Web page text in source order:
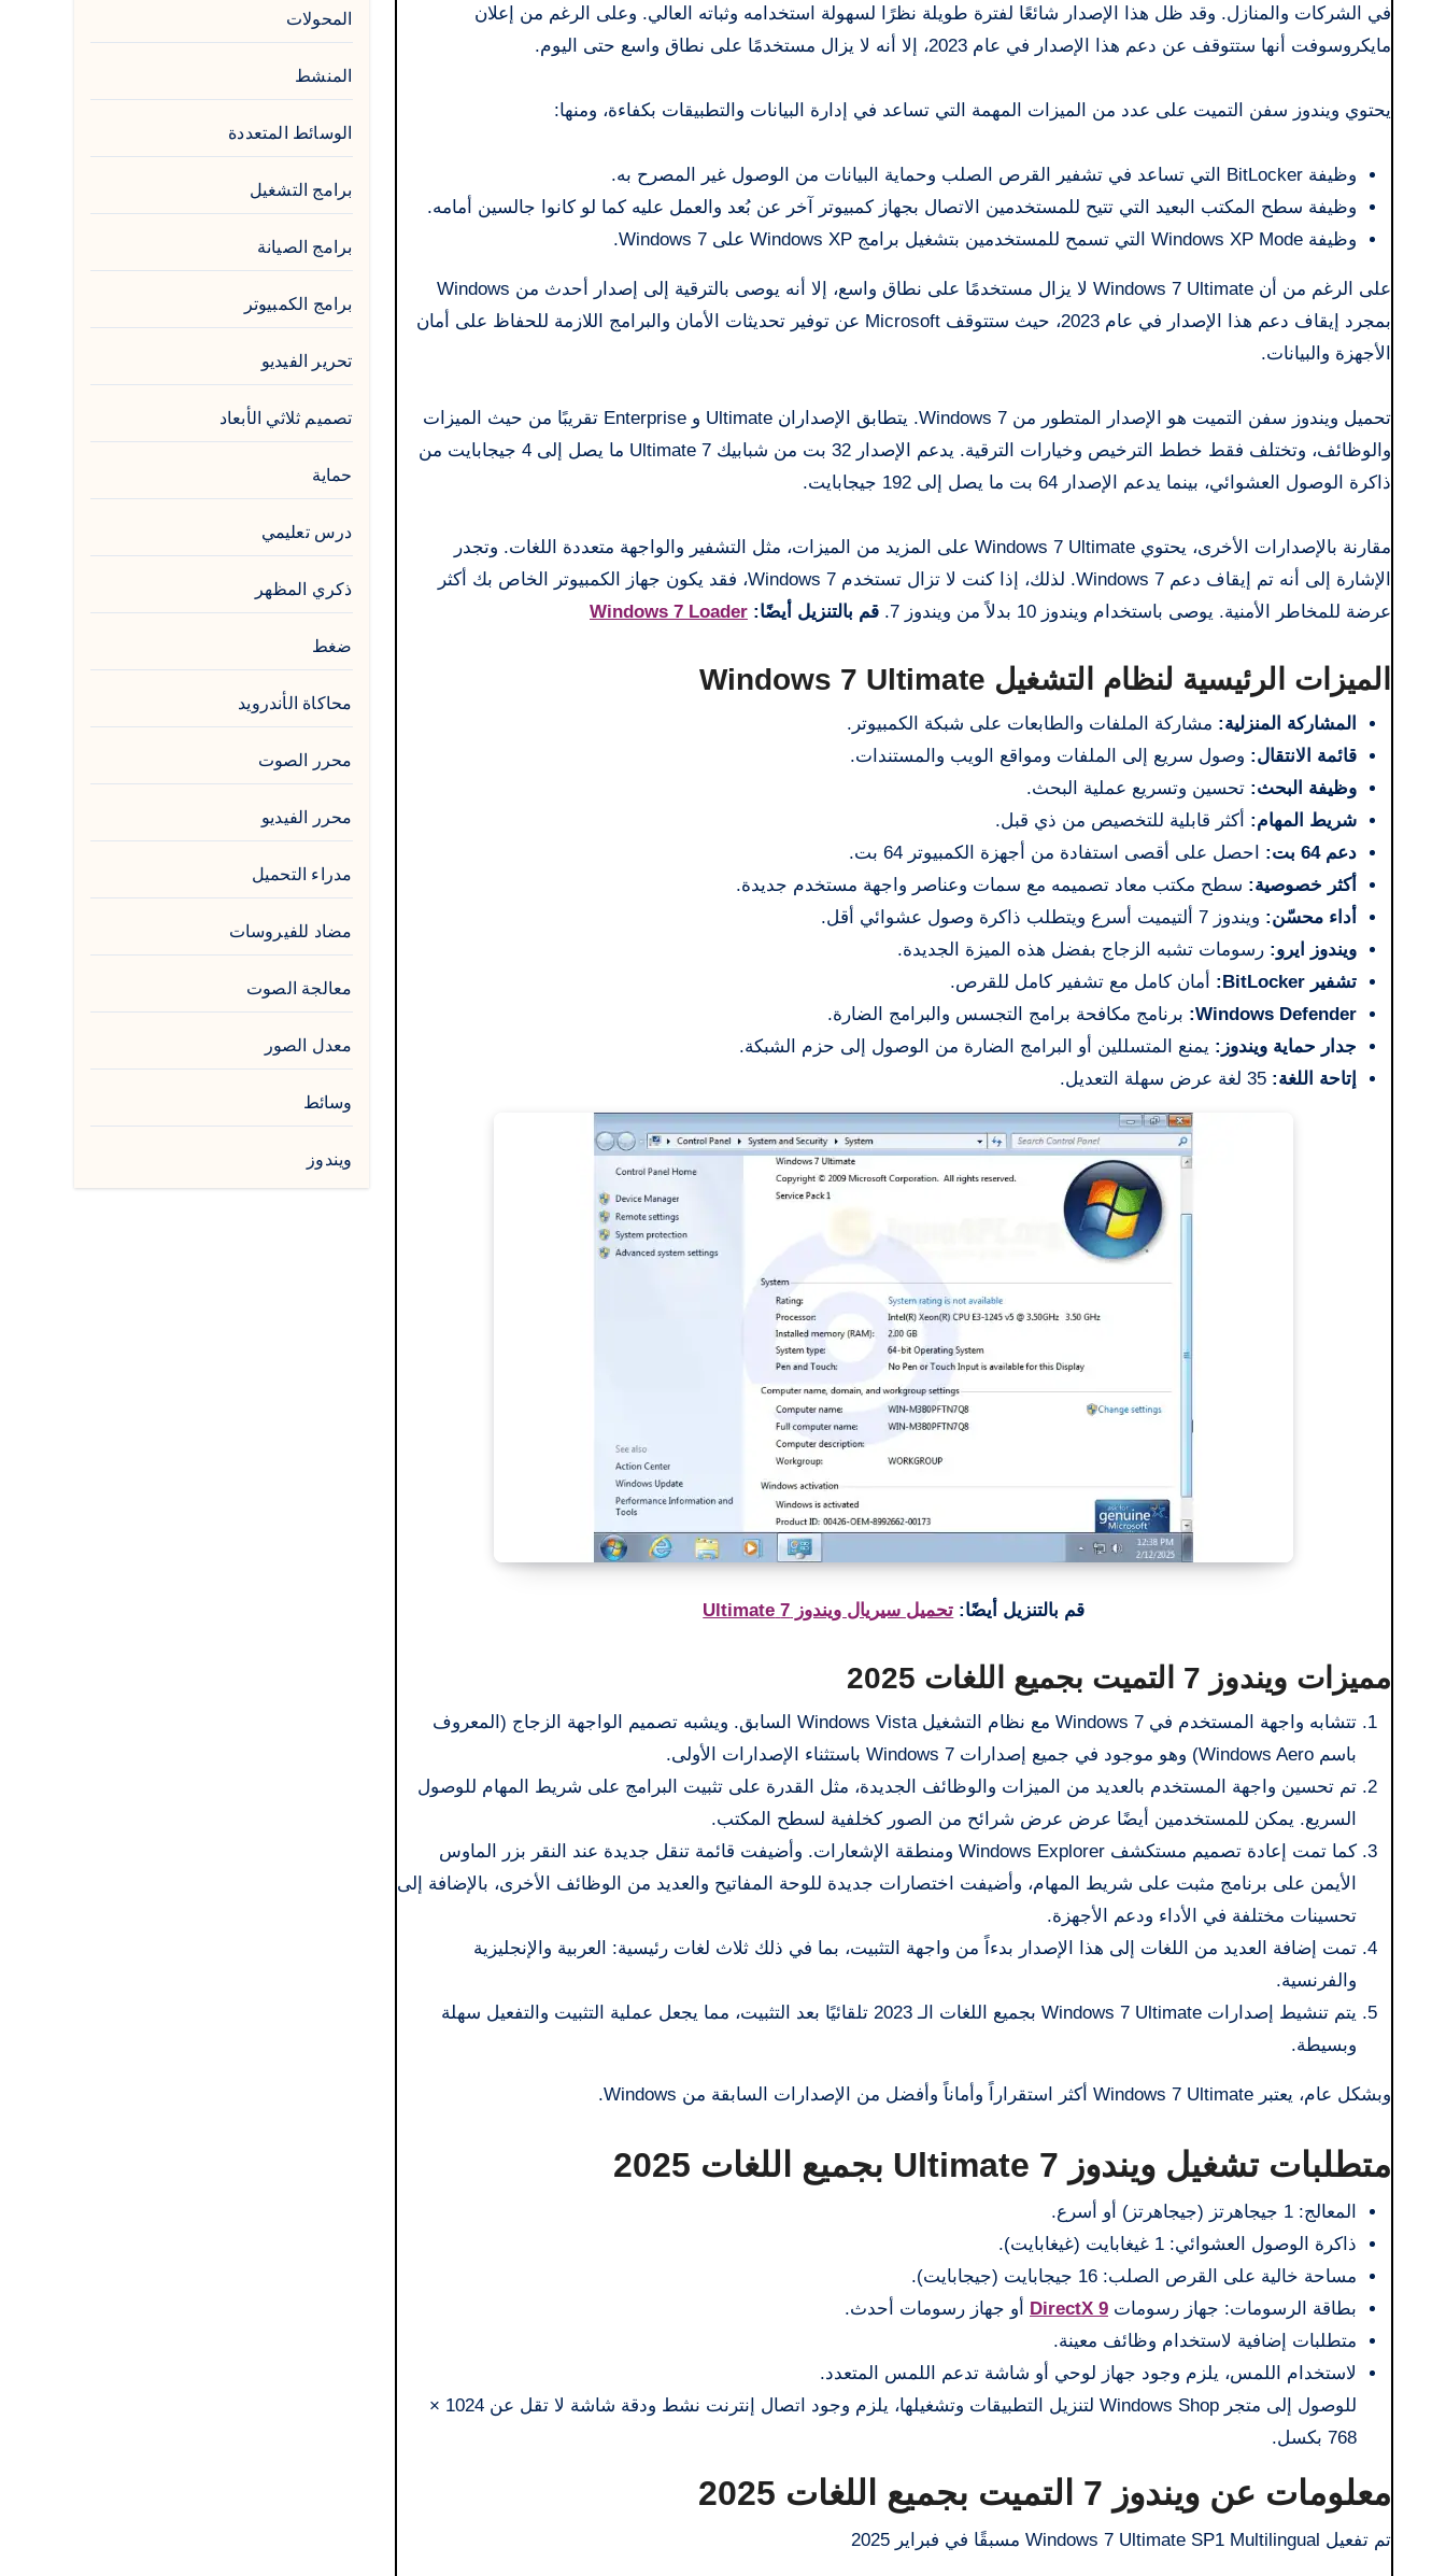
في الشركات والمنازل. وقد ظل هذا الإصدار شائعًا لفترة طويلة نظرًا لسهولة استخدامه وثباته العالي. وعلى الرغم من إعلان
مايكروسوفت أنها ستتوقف عن دعم هذا الإصدار في عام 2023، إلا أنه لا يزال مستخدمًا على نطاق واسع حتى اليوم.
يحتوي ويندوز سفن التميت على عدد من الميزات المهمة التي تساعد في إدارة البيانات والتطبيقات بكفاءة، ومنها:
وظيفة BitLocker التي تساعد في تشفير القرص الصلب وحماية البيانات من الوصول غير المصرح به.
وظيفة سطح المكتب البعيد التي تتيح للمستخدمين الاتصال بجهاز كمبيوتر آخر عن بُعد والعمل عليه كما لو كانوا جالسين أمامه.
وظيفة Windows XP Mode التي تسمح للمستخدمين بتشغيل برامج Windows XP على Windows 7.
على الرغم من أن Windows 7 Ultimate لا يزال مستخدمًا على نطاق واسع، إلا أنه يوصى بالترقية إلى إصدار أحدث من Windows
بمجرد إيقاف دعم هذا الإصدار في عام 2023، حيث ستتوقف Microsoft عن توفير تحديثات الأمان والبرامج اللازمة للحفاظ على أمان
الأجهزة والبيانات.
تحميل ويندوز سفن التميت هو الإصدار المتطور من Windows 7. يتطابق الإصداران Ultimate و Enterprise تقريبًا من حيث الميزات
والوظائف، وتختلف فقط خطط الترخيص وخيارات الترقية. يدعم الإصدار 32 بت من شبابيك 7 Ultimate ما يصل إلى 4 جيجابايت من
ذاكرة الوصول العشوائي، بينما يدعم الإصدار 64 بت ما يصل إلى 192 جيجابايت.
مقارنة بالإصدارات الأخرى، يحتوي Windows 7 Ultimate على المزيد من الميزات، مثل التشفير والواجهة متعددة اللغات. وتجدر
الإشارة إلى أنه تم إيقاف دعم Windows 7. لذلك، إذا كنت لا تزال تستخدم Windows 7، فقد يكون جهاز الكمبيوتر الخاص بك أكثر
عرضة للمخاطر الأمنية. يوصى باستخدام ويندوز 10 بدلاً من ويندوز 7.
قم بالتنزيل أيضًا: Windows 7 Loader
الميزات الرئيسية لنظام التشغيل Windows 7 Ultimate
المشاركة المنزلية: مشاركة الملفات والطابعات على شبكة الكمبيوتر.
قائمة الانتقال: وصول سريع إلى الملفات ومواقع الويب والمستندات.
وظيفة البحث: تحسين وتسريع عملية البحث.
شريط المهام: أكثر قابلية للتخصيص من ذي قبل.
دعم 64 بت:
احصل على أقصى استفادة من أجهزة الكمبيوتر 64 بت.
أكثر خصوصية: سطح مكتب معاد تصميمه مع سمات وعناصر واجهة مستخدم جديدة.
أداء محسّن: ويندوز 7 ألتيميت أسرع ويتطلب ذاكرة وصول عشوائي أقل.
ويندوز ايرو: رسومات تشبه الزجاج بفضل هذه الميزة الجديدة.
تشفير BitLocker:
أمان كامل مع تشفير كامل للقرص.
Windows Defender:
برنامج مكافحة برامج التجسس والبرامج الضارة.
جدار حماية ويندوز: يمنع المتسللين أو البرامج الضارة من الوصول إلى حزم الشبكة.
إتاحة اللغة:
قم بالتنزيل أيضًا: تحميل سيريال ويندوز 7 Ultimate
مميزات ويندوز 7 التميت بجميع اللغات 2025
تتشابه واجهة المستخدم في Windows 7 مع نظام التشغيل Windows Vista السابق. ويشبه تصميم الواجهة الزجاج (المعروف
باسم Windows Aero) وهو موجود في جميع إصدارات Windows 7 باستثناء الإصدارات الأولى.
تم تحسين واجهة المستخدم بالعديد من الميزات والوظائف الجديدة، مثل القدرة على تثبيت البرامج على شريط المهام للوصول
السريع. يمكن للمستخدمين أيضًا عرض عرض شرائح من الصور كخلفية لسطح المكتب.
كما تمت إعادة تصميم مستكشف Windows Explorer ومنطقة الإشعارات. وأضيفت قائمة تنقل جديدة عند النقر بزر الماوس
الأيمن على برنامج مثبت على شريط المهام، وأضيفت اختصارات جديدة للوحة المفاتيح والعديد من الوظائف الأخرى، بالإضافة إلى
تحسينات مختلفة في الأداء ودعم الأجهزة.
تمت إضافة العديد من اللغات إلى هذا الإصدار بدءاً من واجهة التثبيت، بما في ذلك ثلاث لغات رئيسية: العربية والإنجليزية
والفرنسية.
يتم تنشيط إصدارات Windows 7 Ultimate بجميع اللغات الـ 2023 تلقائيًا بعد التثبيت، مما يجعل عملية التثبيت والتفعيل سهلة
وبسيطة.
وبشكل عام، يعتبر Windows 7 Ultimate أكثر استقراراً وأماناً وأفضل من الإصدارات السابقة من Windows.
متطلبات تشغيل ويندوز 7 Ultimate بجميع اللغات 2025
المعالج: 1 جيجاهرتز (جيجاهرتز) أو أسرع.
ذاكرة الوصول العشوائي: 1 غيغابايت (غيغابايت).
مساحة خالية على القرص الصلب: 16 جيجابايت (جيجابايت).
بطاقة الرسومات: جهاز رسومات DirectX 9 أو جهاز رسومات أحدث.
متطلبات إضافية لاستخدام وظائف معينة.
لاستخدام اللمس، يلزم وجود جهاز لوحي أو شاشة تدعم اللمس المتعدد.
للوصول إلى متجر Windows Shop لتنزيل التطبيقات وتشغيلها، يلزم وجود اتصال إنترنت نشط ودقة شاشة لا تقل عن 1024 ×
768 بكسل.
معلومات عن ويندوز 7 التميت بجميع اللغات 2025
تم تفعيل Windows 7 Ultimate SP1 Multilingual مسبقًا في فبراير 2025
المحولات
المنشط
الوسائط المتعددة
برامج التشغيل
برامج الصيانة
برامج الكمبيوتر
تحرير الفيديو
تصميم ثلاثي الأبعاد
حماية
درس تعليمي
ذكري المظهر
ضغط
محاكاة الأندرويد
محرر الصوت
محرر الفيديو
مدراء التحميل
مضاد للفيروسات
معالجة الصوت
معدل الصور
وسائط
ويندوز